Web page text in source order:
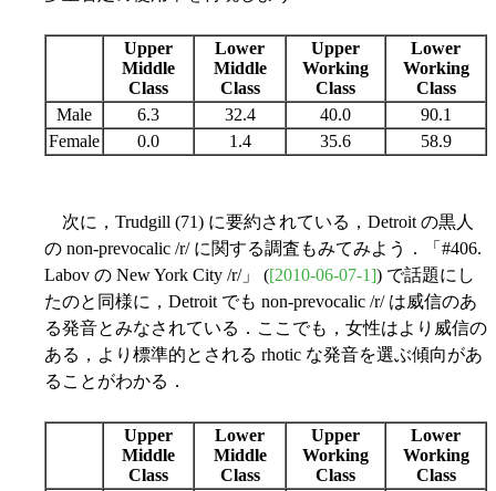
Upper
Middle
Class
Lower
Middle
Class
Upper
Working
Class
Lower
Working
Class
Male
6.3 32.4 40.0
90.1
Female
0.0 1.4 35.6 58.9
次に，Trudgill (71) に要約されている，Detroit の黒人
の non-prevocalic /r/ に関する調査もみてみよう．「#406.
Labov の New York City /r/」 ([2010-06-07-1]) で話題にし
たのと同様に，Detroit でも non-prevocalic /r/ は威信のあ
る発音とみなされている．ここでも，女性はより威信の
ある，より標準的とされる rhotic な発音を選ぶ傾向があ
ることがわかる．
Upper
Middle
Class
Lower
Middle
Class
Upper
Working
Class
Lower
Working
Class